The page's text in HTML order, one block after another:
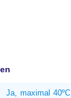
Ja, maximal 40ºC